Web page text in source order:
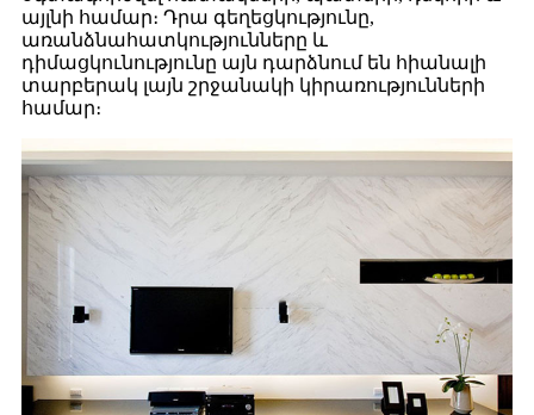
այլնի համար։ Դրա գեղեցկությունը,
առանձնահատկությունները և
դիմացկունությունը այն դարձնում են հիանալի
տարբերակ լայն շրջանակի կիրառությունների
համար։